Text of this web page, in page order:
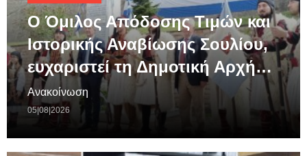
Ο Όμιλος Απόδοσης Τιμών και
Ιστορικής Αναβίωσης Σουλίου,
ευχαριστεί τη Δημοτική Αρχή…
Ανακοίνωση
05|08|2026